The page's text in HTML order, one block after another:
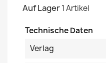
Auf Lager1 Artikel
Technische Daten
Verlag